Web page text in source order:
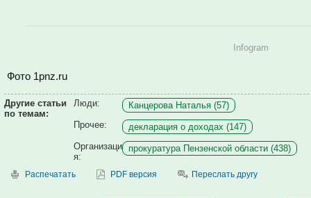
Infogram
Фото 1pnz.ru
Другие статьи
по темам:
Люди:
Канцерова Наталья (57)
Прочее:
декларация о доходах (147)
Организаци
я:
прокуратура Пензенской области (438)
Распечатать PDF версия Переслать другу